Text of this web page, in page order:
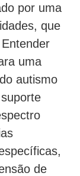
por uma
que
uma
autismo
de